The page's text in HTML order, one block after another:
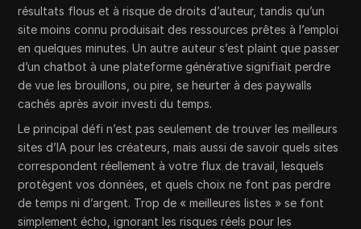
résultats flous et à risque de droits d’auteur, tandis qu’un
site moins connu produisait des ressources prêtes à l’emploi
en quelques minutes. Un autre auteur s’est plaint que passer
d’un chatbot à une plateforme générative signifiait perdre
de vue les brouillons, ou pire, se heurter à des paywalls
cachés après avoir investi du temps.
Le principal défi n’est pas seulement de trouver les meilleurs
sites d’IA pour les créateurs, mais aussi de savoir quels sites
correspondent réellement à votre flux de travail, lesquels
protègent vos données, et quels choix ne font pas perdre
de temps ni d’argent. Trop de « meilleures listes » se font
simplement écho, ignorant les risques réels pour les